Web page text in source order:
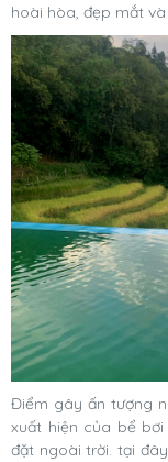
hoài hòa, đẹp mắt
Điểm gây ấn tượng
xuất hiện của bể
đặt ngoài trời. tại